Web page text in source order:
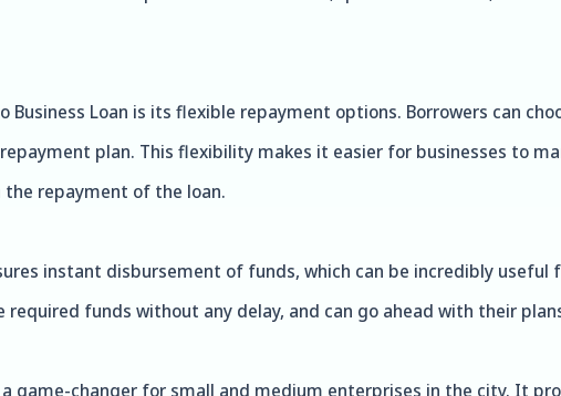
Loan is its flexible repayment options. Borrowers can
plan. This flexibility makes it easier for businesses to
repayment of the loan.
instant disbursement of funds, which can be incredibly useful
required funds without any delay, and can go ahead with their
a game-changer for small and medium enterprises in the city. It